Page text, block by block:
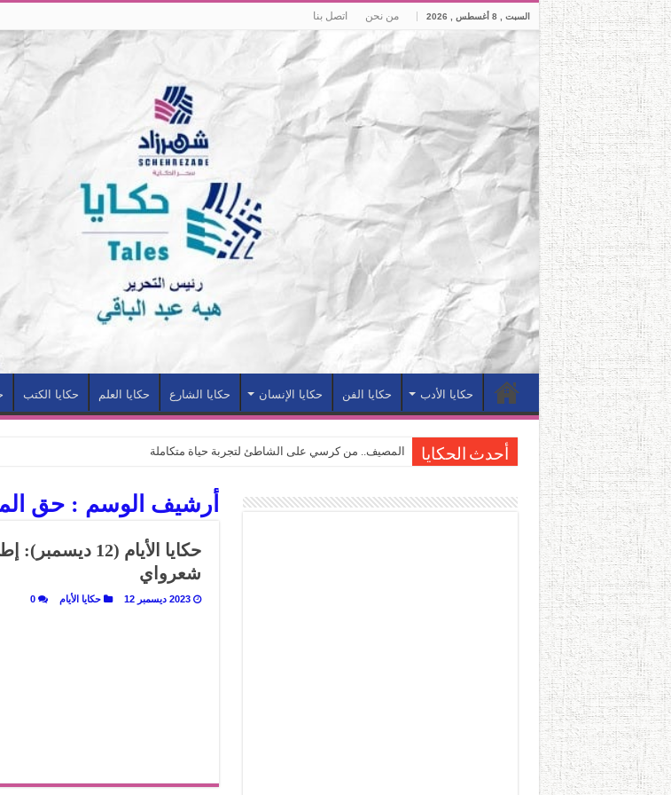
السبت , 8 أغسطس , 2026 من نحن اتصل بنا
حكايا الأدب حكايا الفن حكايا الإنسان حكايا الشارع حكايا العلم حكايا الكتب
أحدث الحكايا المصيف.. من كرسي على الشاطئ لتجربة حياة متكاملة
القاهرة «ألف ليلة وليلة».. كيف يتحول المكان إلى بطل في روايات مريم عبد العزيز؟
حين يتنفس الحجر.. المكان كبطل في أدب مريم عبد العزيز
«كوم النور».. ريم بسيوني تُعيد الخديوي المنسي إلى الضوء
أرشيف الوسم :حق
حكايا الأيام
شعرواي
2023 ديسمبر 12 حكايا الأيام 0